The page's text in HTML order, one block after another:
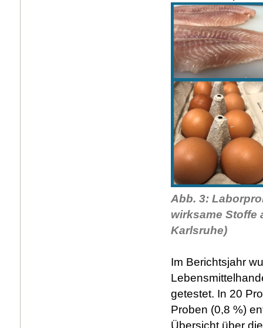
Abb. 3:
wirksame Stoffe
Karlsruhe)
Im Berichtsjahr
getestet. In 20
Proben (0,8 %)
Übersicht über